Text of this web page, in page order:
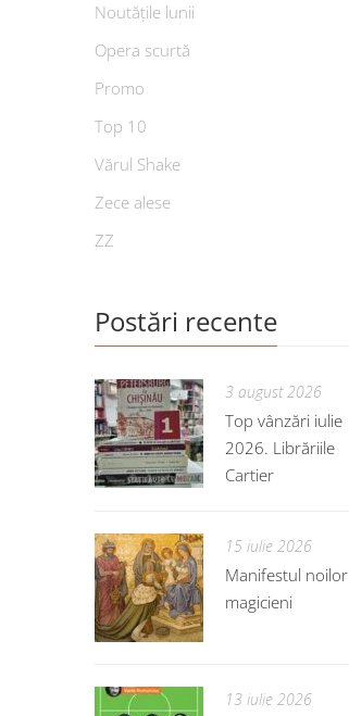
Noutățile lunii
Opera scurtă
Promo
Top 10
Vărul Shake
Zece alese
ZZ
Postări recente
3 august 2026
Top vânzări iulie
2026. Librăriile
Cartier
15 iulie 2026
Manifestul noilor
magicieni
13 iulie 2026